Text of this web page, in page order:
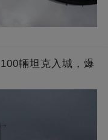
輛坦克入城，爆